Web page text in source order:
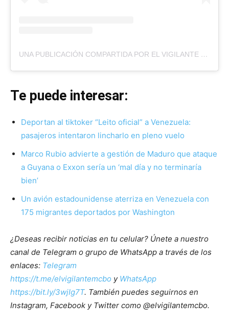
UNA PUBLICACIÓN COMPARTIDA POR EL VIGILANTE
Te puede interesar:
Deportan al tiktoker “Leito oficial” a Venezuela:
pasajeros intentaron lincharlo en pleno vuelo
Marco Rubio advierte a gestión de Maduro que ataque
a Guyana o Exxon sería un ‘mal día y no terminaría
bien’
Un avión estadounidense aterriza en Venezuela con
175 migrantes deportados por Washington
¿Deseas recibir noticias en tu celular? Únete a nuestro
canal de Telegram o grupo de WhatsApp a través de los
enlaces: Telegram
https://t.me/elvigilantemcbo y WhatsApp
https://bit.ly/3wjIg7T. También puedes seguirnos en
Instagram, Facebook y Twitter como @elvigilantemcbo.